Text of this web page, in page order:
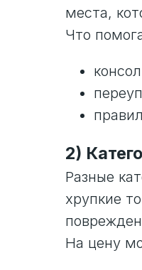
места,
Что
2)
Разные
хрупкие
На цену